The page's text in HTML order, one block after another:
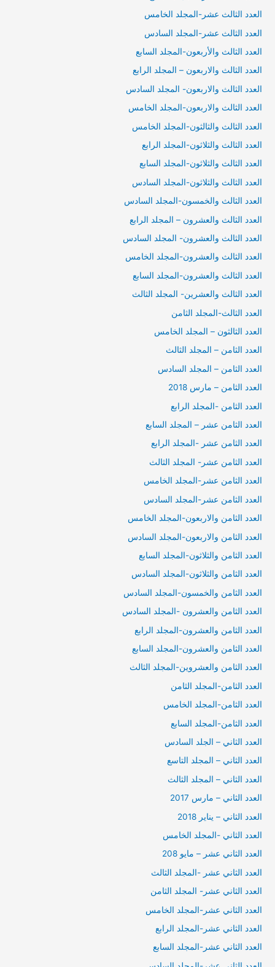
العدد الثالث عشر-المجلد الخامس
العدد الثالث عشر-المجلد السادس
العدد الثالث والأربعون-المجلد السابع
العدد الثالث والاربعون – المجلد الرابع
العدد الثالث والاربعون- المجلد السادس
العدد الثالث والاربعون-المجلد الخامس
العدد الثالث والثالثون-المجلد الخامس
العدد الثالث والثلاثون-المجلد الرابع
العدد الثالث والثلاثون-المجلد السابع
العدد الثالث والثلاثون-المجلد السادس
العدد الثالث والخمسون-المجلد السادس
العدد الثالث والعشرون – المجلد الرابع
العدد الثالث والعشرون- المجلد السادس
العدد الثالث والعشرون-المجلد الخامس
العدد الثالث والعشرون-المجلد السابع
العدد الثالث والعشرين- المجلد الثالث
العدد الثالث-المجلد الثامن
العدد الثالثون – المجلد الخامس
العدد الثامن – المجلد الثالث
العدد الثامن – المجلد السادس
العدد الثامن – مارس 2018
العدد الثامن -المجلد الرابع
العدد الثامن عشر – المجلد السابع
العدد الثامن عشر -المجلد الرابع
العدد الثامن عشر- المجلد الثالث
العدد الثامن عشر-المجلد الخامس
العدد الثامن عشر-المجلد السادس
العدد الثامن والاربعون-المجلد الخامس
العدد الثامن والاربعون-المجلد السادس
العدد الثامن والثلاثون-المجلد السابع
العدد الثامن والثلاثون-المجلد السادس
العدد الثامن والخمسون-المجلد السادس
العدد الثامن والعشرون -المجلد السادس
العدد الثامن والعشرون-المجلد الرابع
العدد الثامن والعشرون-المجلد السابع
العدد الثامن والعشروين-المجلد الثالث
العدد الثامن-المجلد الثامن
العدد الثامن-المجلد الخامس
العدد الثامن-المجلد السابع
العدد الثاني – الجلد السادس
العدد الثاني – المجلد التاسع
العدد الثاني – المجلد الثالث
العدد الثاني – مارس 2017
العدد الثاني – يناير 2018
العدد الثاني -المجلد الخامس
العدد الثاني عشر – مايو 208
العدد الثاني عشر -المجلد الثالث
العدد الثاني عشر- المجلد الثامن
العدد الثاني عشر-المجلد الخامس
العدد الثاني عشر-المجلد الرابع
العدد الثاني عشر-المجلد السابع